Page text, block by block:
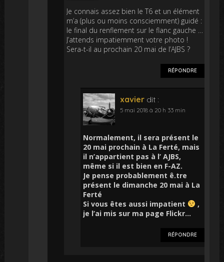
Je connais assez bien le T6 et un élément
m’a (plus ou moins consciemment) guidé :
le final du renflement sur le flanc gauche …
J’attends impatiemment votre photo !
Sera-t-il au prochain 20 mai de l’AJBS ?
RÉPONDRE
xavier dit :
5 mai 2018 à 20 h 33 min
Normalement, il sera présent le
20 mai prochain à La Ferté, mais
il n’appartient pas à l’ AJBS,
même si il est bien en F-AZ.
Je pense probablement ê.tre
présent le dimanche 20 mai à La
Ferté
Si vous êtes aussi impatient
,
je l’ai mis sur ma page Flickr…
RÉPONDRE